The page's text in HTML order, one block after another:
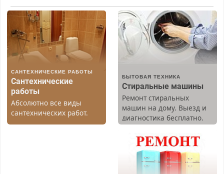
САНТЕХНИЧЕСКИЕ РАБОТЫ
Сантехнические
работы
Абсолютно все виды
сантехнических работ.
Быстро. Качественно.
БЫТОВАЯ ТЕХНИКА
Стиральные машины
Ремонт стиральных
машин на дому. Выезд и
диагностика бесплатно.
Предусмотрены скидки.